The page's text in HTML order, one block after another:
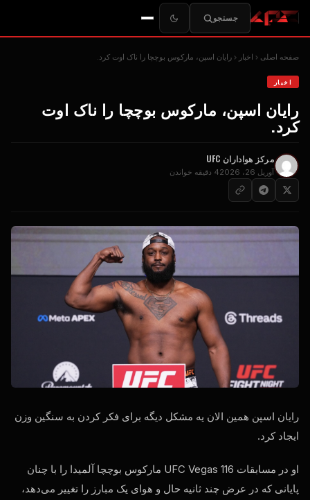
جستجو
صفحه اصلی اخبار رایان اسپن، مارکوس بوچچا را ناک اوت کرد.
اخبار
رایان اسپن، مارکوس بوچچا را ناک اوت
کرد.
مرکز هواداران UFC
آوریل 26، 2026 4 دقیقه خواندن
رایان اسپن همین الان یه مشکل دیگه برای فکر کردن به سنگین وزن
ایجاد کرد.
او در مسابقات UFC Vegas 116 مارکوس بوچچا آلمیدا را با چنان
پایانی که در عرض چند ثانیه حال و هوای یک مبارز را تغییر می‌دهد،